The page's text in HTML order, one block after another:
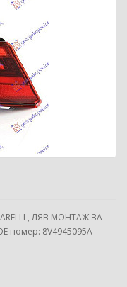
, ЛЯВ МОНТАЖ ЗА
номер: 8V4945095A